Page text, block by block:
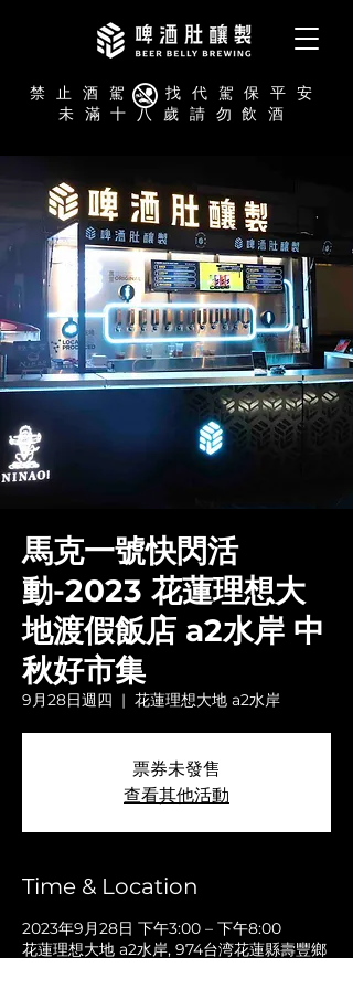
禁止酒駕 找代駕保平安
未滿十八歲請勿飲酒
馬克一號快閃活
動-2023 花蓮理想大
地渡假飯店 a2水岸 中
秋好市集
9月28日週四
  |
花蓮理想大地 a2水岸
票券未發售
查看其他活動
Time & Location
2023年9月28日 下午3:00 – 下午8:00
花蓮理想大地 a2水岸, 974台湾花蓮縣壽豐鄉